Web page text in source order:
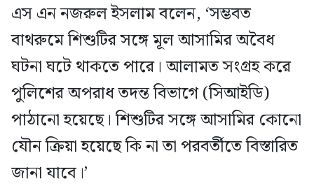
এস এন নজরুল ইসলাম বলেন, ‘সম্ভবত
বাথরুমে শিশুটির সঙ্গে মূল আসামির অবৈধ
ঘটনা ঘটে থাকতে পারে। আলামত সংগ্রহ করে
পুলিশের অপরাধ তদন্ত বিভাগে (সিআইডি)
পাঠানো হয়েছে। শিশুটির সঙ্গে আসামির কোনো
যৌন ক্রিয়া হয়েছে কি না তা পরবর্তীতে বিস্তারিত
জানা যাবে।’